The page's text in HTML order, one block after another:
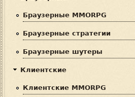
Браузерные MMORPG
Браузерные стратегии
Браузерные шутеры
Клиентские
Клиентские MMORPG